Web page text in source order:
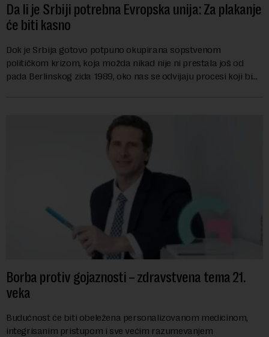
Da li je Srbiji potrebna Evropska unija: Za plakanje
će biti kasno
Dok je Srbija gotovo potpuno okupirana sopstvenom
političkom krizom, koja možda nikad nije ni prestala još od
pada Berlinskog zida 1989, oko nas se odvijaju procesi koji bi
Borba protiv gojaznosti – zdravstvena tema 21.
veka
Budućnost će biti obeležena personalizovanom medicinom,
integrisanim pristupom i sve većim razumevanjem